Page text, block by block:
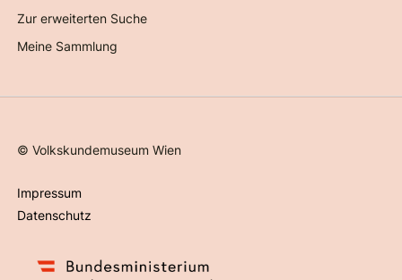
Zur erweiterten Suche
Meine Sammlung
©Volkskundemuseum Wien
Impressum
Datenschutz